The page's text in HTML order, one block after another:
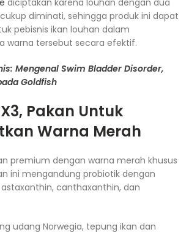
diciptakan karena louhan dengan dua
diminati, sehingga produk ini dapat
pebisnis ikan louhan dalam
warna tersebut secara efektif.
Mengenal Swim Bladder Disorder,
Goldfish
, Pakan Untuk
Warna Merah
premium dengan warna merah khusus
ini mengandung probiotik dengan
canthaxanthin, dan
udang Norwegia, tepung ikan dan